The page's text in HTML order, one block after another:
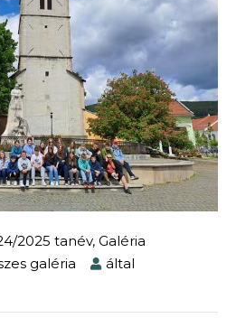
2025 tanév, Galéria
galéria
által